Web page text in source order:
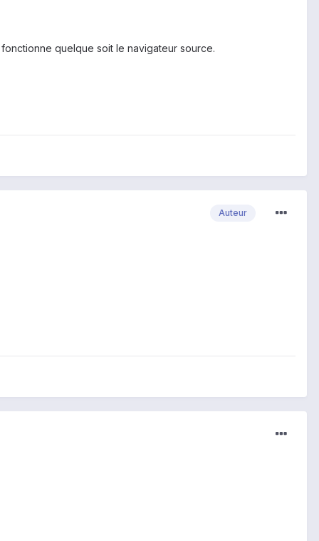
quelque soit le navigateur source.
Auteur